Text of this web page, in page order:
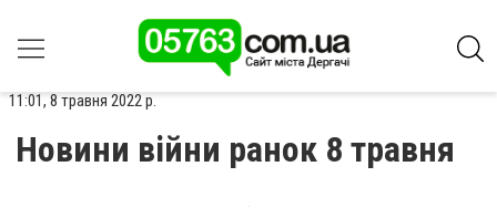
11:01, 8 травня 2022 р.
Новини війни ранок 8 травня